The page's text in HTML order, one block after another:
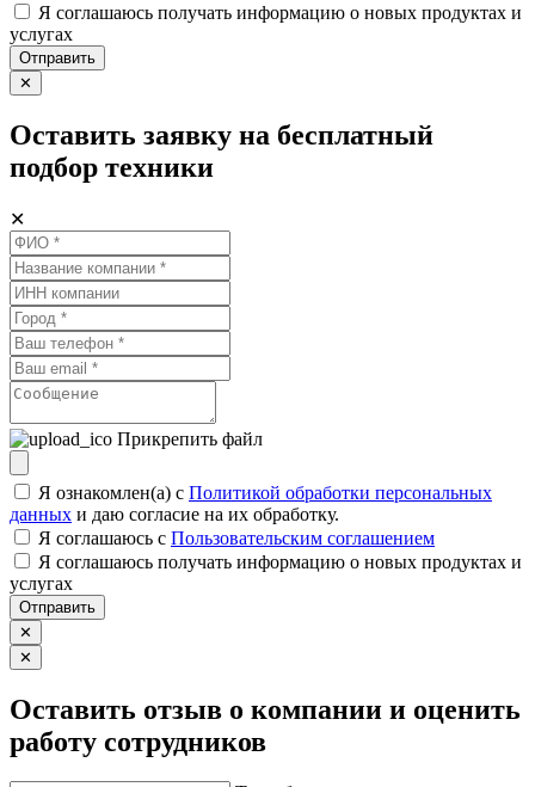
Я соглашаюсь получать информацию о новых продуктах и
услугах
Отправить
✕
Оставить заявку на бесплатный
подбор техники
✕
Прикрепить файл
Я ознакомлен(а) с Политикой обработки персональных
данных и даю согласие на их обработку.
Я соглашаюсь c Пользовательским соглашением
Я соглашаюсь получать информацию о новых продуктах и
услугах
Отправить
✕
✕
Оставить отзыв о компании и оценить
работу сотрудников